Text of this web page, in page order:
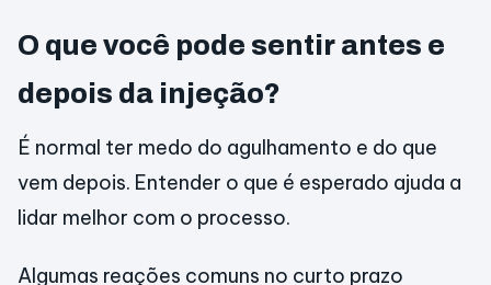
O que você pode sentir antes e
depois da injeção?
É normal ter medo do agulhamento e do que
vem depois. Entender o que é esperado ajuda a
lidar melhor com o processo.
Algumas reações comuns no curto prazo